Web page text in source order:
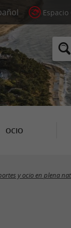
OCIO
y ocio en plena